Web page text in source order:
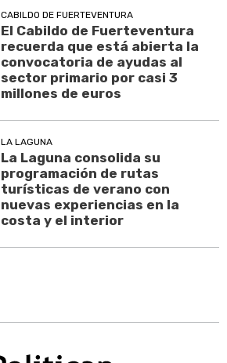
CABILDO DE FUERTEVENTURA
El Cabildo de Fuerteventura
recuerda que está abierta la
convocatoria de ayudas al
sector primario por casi 3
millones de euros
LA LAGUNA
La Laguna consolida su
programación de rutas
turísticas de verano con
nuevas experiencias en la
costa y el interior